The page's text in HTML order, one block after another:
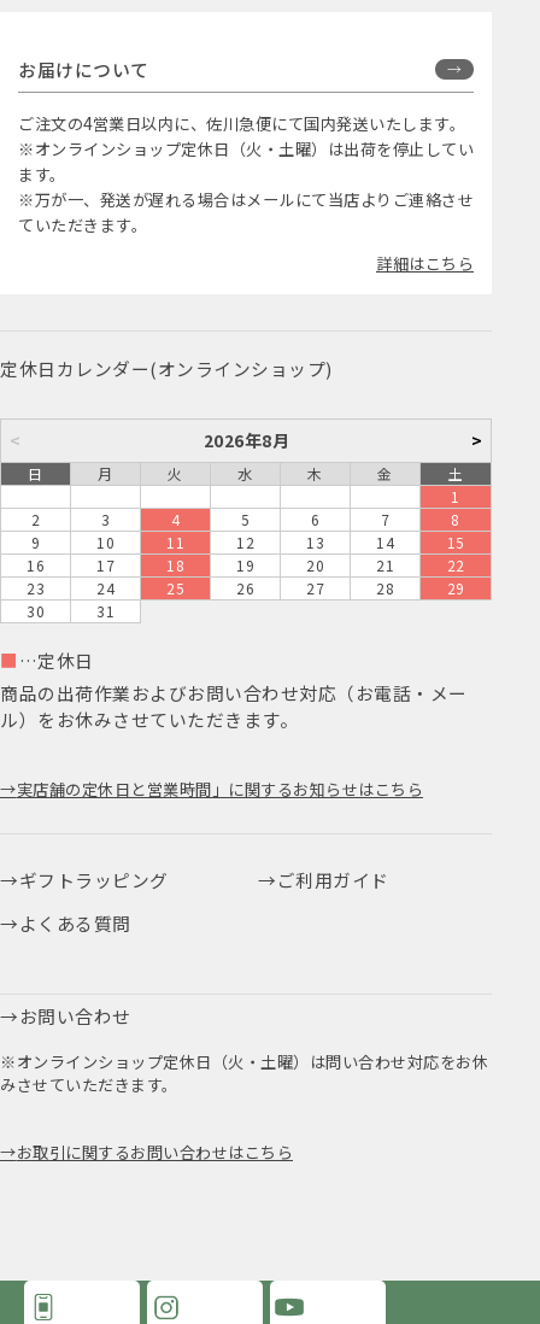
お届けについて
ご注文の4営業日以内に、佐川急便にて国内発送いたします。
※オンラインショップ定休日（火・土曜）は出荷を停止してい
ます。
※万が一、発送が遅れる場合はメールにて当店よりご連絡させ
ていただきます。
詳細はこちら
定休日カレンダー(オンラインショップ)
< 2026年8月 >
日 月 火 水 木 金
土
1
2
3 4 5 6 7
8
9
10 11 12 13 14
15
16
17 18 19 20 21
22
23
24 25 26 27 28
29
30
31
■ …定休日
商品の出荷作業およびお問い合わせ対応（お電話・メー
ル）をお休みさせていただきます。
実店舗の定休日と営業時間」に関するお知らせはこちら
ギフトラッピング
ご利用ガイド
よくある質問
お問い合わせ
※オンラインショップ定休日（火・土曜）は問い合わせ対応をお休
みさせていただきます。
お取引に関するお問い合わせはこちら